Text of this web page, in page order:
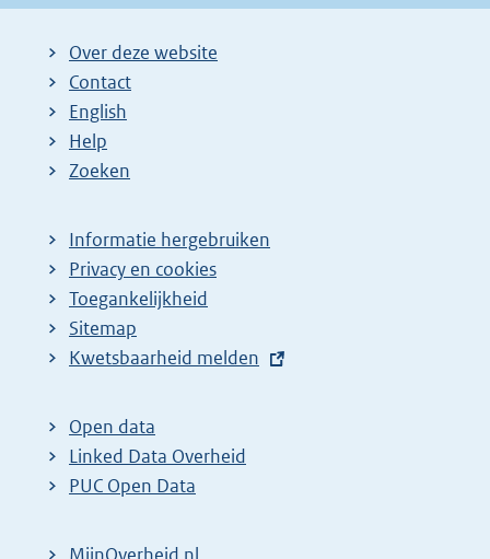
Over deze website
Contact
English
Help
Zoeken
Informatie hergebruiken
Privacy en cookies
Toegankelijkheid
Sitemap
E
t
e
r
Kwetsbaarheid melden
Open data
Linked Data Overheid
PUC Open Data
MijnOverheid.nl